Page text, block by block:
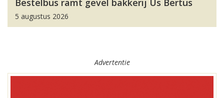
Bestelbus ramt gevel bakkerij Us Bertus
5 augustus 2026
Advertentie